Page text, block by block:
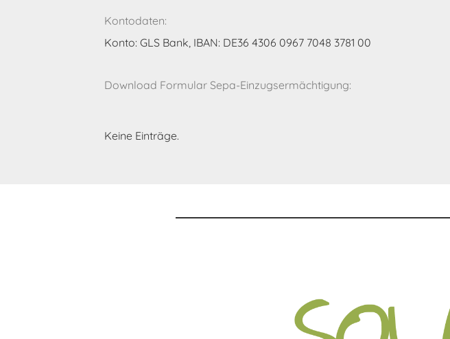
Kontodaten:
Konto: GLS Bank, IBAN: DE36 4306 0967 7048 3781 00
Download Formular Sepa-Einzugsermächtigung:
Keine Einträge.